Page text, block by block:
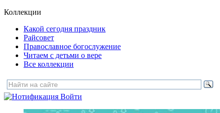
Коллекции
Какой сегодня праздник
Райсовет
Православное богослужение
Читаем с детьми о вере
Все коллекции
Войти